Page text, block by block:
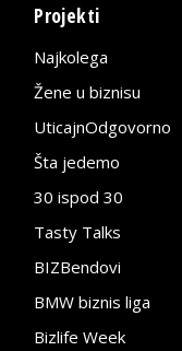
Projekti
Najkolega
Žene u biznisu
UticajnOdgovorno
Šta jedemo
30 ispod 30
Tasty Talks
BIZBendovi
BMW biznis liga
Bizlife Week